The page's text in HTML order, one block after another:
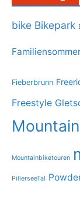
bike Bikepark
Fieberbrunn
Freestyle
Mountainbiketouren
PillerseeTal